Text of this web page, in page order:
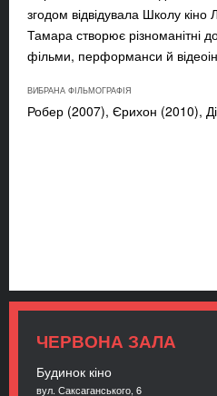
згодом відвідувала Школу
Тамара створює різноманітні
фільми, перформанси й
ВИБРАНА ФІЛЬМОГРАФІЯ
Робер (2007), Єрихон (2010),
ЧЕРВОНА ЗАЛА
Будинок кіно
вул. Саксаганського, 6